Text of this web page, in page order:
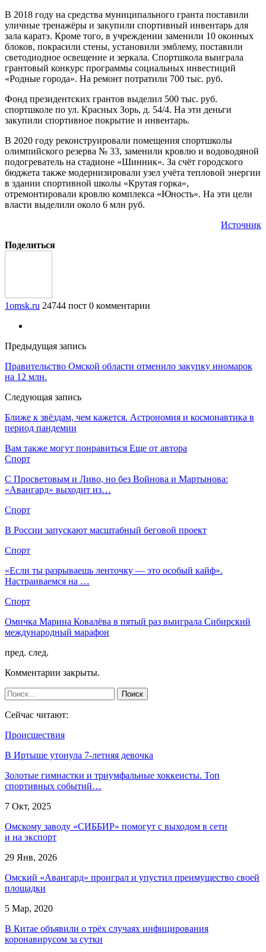
В 2018 году на средства муниципального гранта поставили
уличные тренажёры и закупили спортивный инвентарь для
зала каратэ. Кроме того, в учреждении заменили 10 оконных
блоков, покрасили стены, установили эмблему, поставили
светодиодное освещение и зеркала. Спортшкола выиграла
грантовый конкурс программы социальных инвестиций
«Родные города». На ремонт потратили 700 тыс. руб.
Фонд президентских грантов выделил 500 тыс. руб.
спортшколе по ул. Красных Зорь, д. 54/4. На эти деньги
закупили спортивное покрытие и инвентарь.
В 2020 году реконструировали помещения спортшколы
олимпийского резерва № 33, заменили кровлю и водоводяной
подогреватель на стадионе «Шинник». За счёт городского
бюджета также модернизировали узел учёта тепловой энергии
в здании спортивной школы «Крутая горка»,
отремонтировали кровлю комплекса «Юность». На эти цели
власти выделили около 6 млн руб.
Источник
Поделиться
1omsk.ru 24744 пост 0 комментарии
Предыдущая запись
Правительство Омской области отменило закупку иномарок
на 12 млн.
Следующая запись
Ближе к звёздам, чем кажется. Астрономия и космонавтика в
период пандемии
Вам также могут понравиться Еще от автора
Спорт
С Просветовым и Ливо, но без Войнова и Мартынова:
«Авангард» выходит из…
Спорт
В России запускают масштабный беговой проект
Спорт
«Если ты разрываешь ленточку — это особый кайф».
Настраиваемся на …
Спорт
Омичка Марина Ковалёва в пятый раз выиграла Сибирский
международный марафон
пред. след.
Комментарии закрыты.
Сейчас читают:
Происшествия
В Иртыше утонула 7-летняя девочка
Золотые гимнастки и триумфальные хоккеисты. Топ
спортивных событий…
7 Окт, 2025
Омскому заводу «СИББИР» помогут с выходом в сети
и на экспорт
29 Янв, 2026
Омский «Авангард» проиграл и упустил преимущество своей
площадки
5 Мар, 2020
В Китае объявили о трёх случаях инфицирования
коронавирусом за сутки